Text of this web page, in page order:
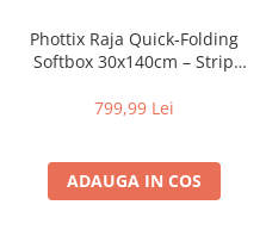
Blitz-uri mobile, cu acumulatori
Accesorii Blitz-uri studio
Lampi lumina continua
Stative/boom-uri pentru lumini
Phottix Raja Quick-Folding
Softbox 30x140cm – Strip
Bowens
799,99 Lei
ADAUGA IN COS